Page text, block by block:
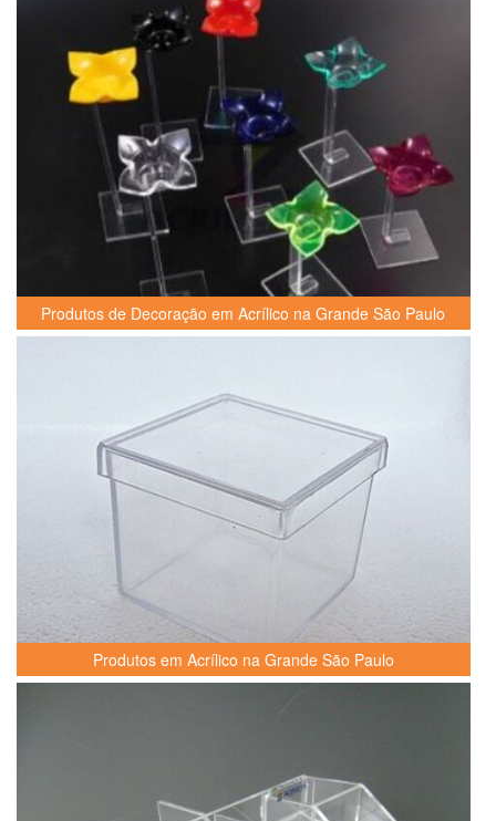
Produtos de Decoração em Acrílico na Grande São Paulo
Produtos em Acrílico na Grande São Paulo